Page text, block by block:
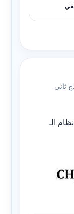
ثاني
الـ